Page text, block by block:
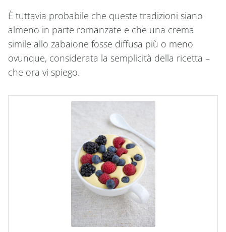
È tuttavia probabile che queste tradizioni siano
almeno in parte romanzate e che una crema
simile allo zabaione fosse diffusa più o meno
ovunque, considerata la semplicità della ricetta –
che ora vi spiego.